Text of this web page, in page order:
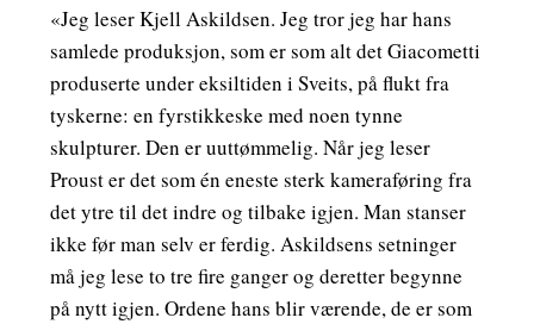
«Jeg leser Kjell Askildsen. Jeg tror jeg har hans
samlede produksjon, som er som alt det Giacometti
produserte under eksiltiden i Sveits, på flukt fra
tyskerne: en fyrstikkeske med noen tynne
skulpturer. Den er uuttømmelig. Når jeg leser
Proust er det som én eneste sterk kameraføring fra
det ytre til det indre og tilbake igjen. Man stanser
ikke før man selv er ferdig. Askildsens setninger
må jeg lese to tre fire ganger og deretter begynne
på nytt igjen. Ordene hans blir værende, de er som